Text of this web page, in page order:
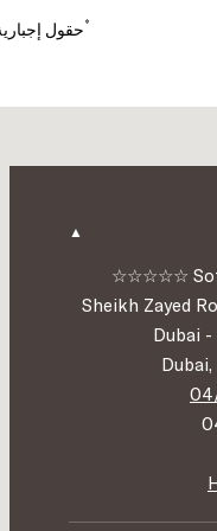
*حقول
Sheikh Zayed
Dubai